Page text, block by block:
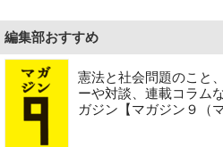
編集部おすすめ
憲法と社会問題のこと
ーや対談、連載コラム
ガジン【マガジン９（